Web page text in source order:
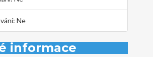
Ne
informace